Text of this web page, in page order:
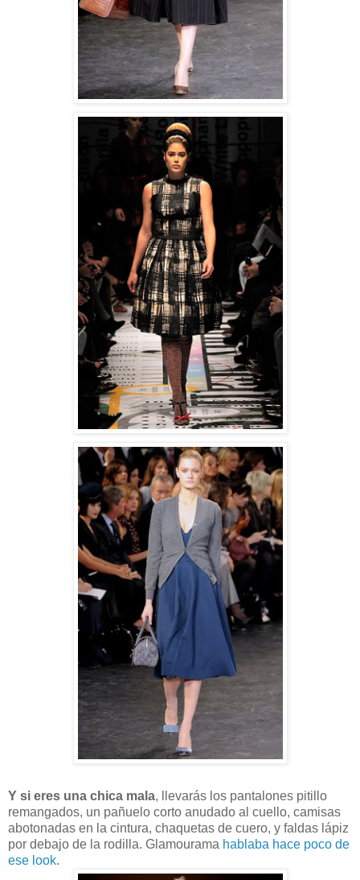
Y si eres una chica mala, llevarás los pantalones pitillo
remangados, un pañuelo corto anudado al cuello, camisas
abotonadas en la cintura, chaquetas de cuero, y faldas lápiz
por debajo de la rodilla. Glamourama hablaba hace poco de
ese look.